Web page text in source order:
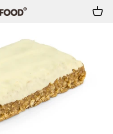
GmbH Korpa